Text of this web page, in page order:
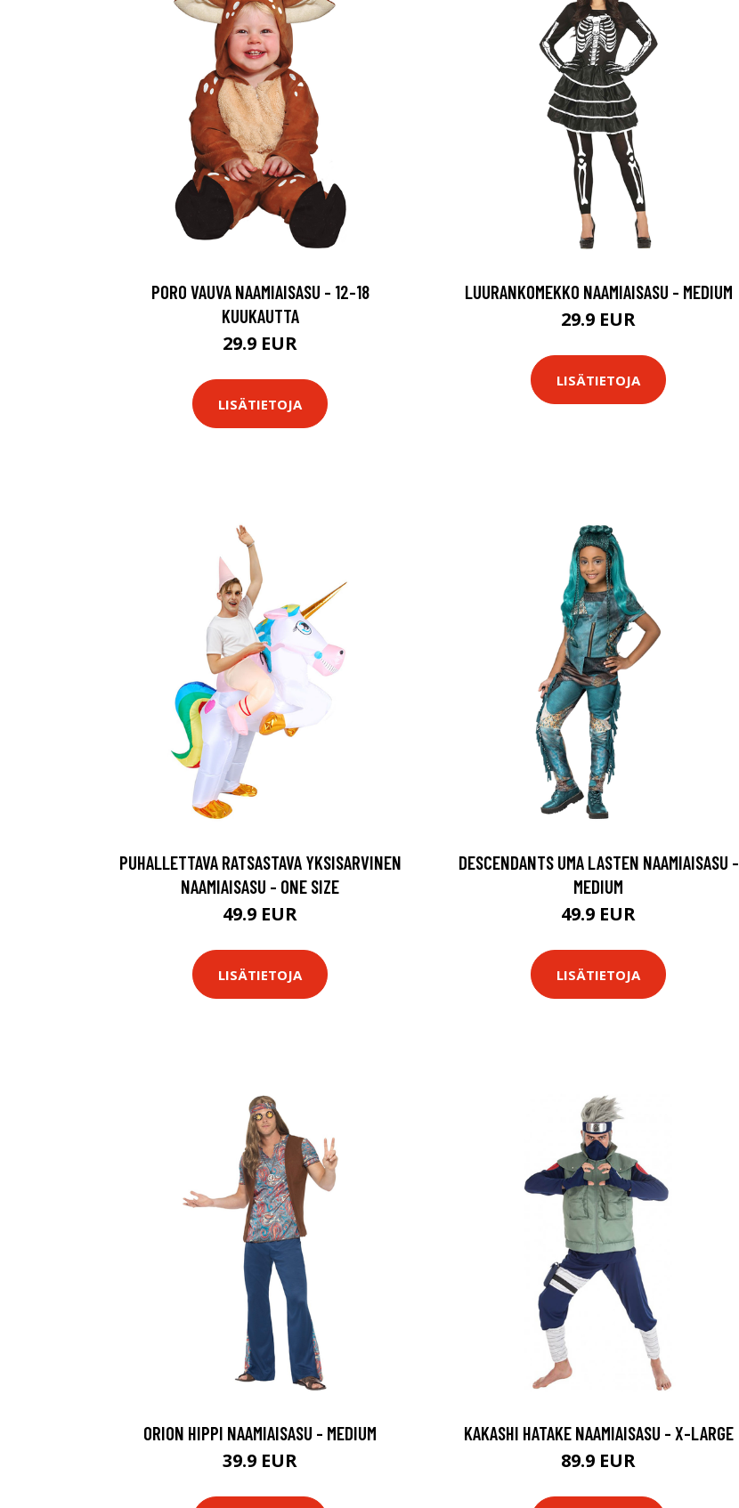
PORO VAUVA NAAMIAISASU - 12-18
KUUKAUTTA
29.9 EUR
LISÄTIETOJA
LUURANKOMEKKO NAAMIAISASU - MEDIUM
29.9 EUR
LISÄTIETOJA
PUHALLETTAVA RATSASTAVA YKSISARVINEN
NAAMIAISASU - ONE SIZE
49.9 EUR
LISÄTIETOJA
DESCENDANTS UMA LASTEN NAAMIAISASU -
MEDIUM
49.9 EUR
LISÄTIETOJA
ORION HIPPI NAAMIAISASU - MEDIUM
39.9 EUR
KAKASHI HATAKE NAAMIAISASU - X-LARGE
89.9 EUR